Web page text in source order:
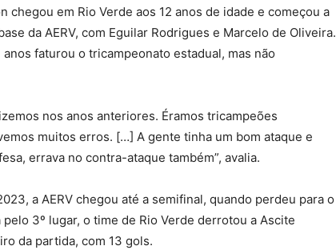
chegou em Rio Verde aos 12 anos de idade e começou a
da AERV, com Eguilar Rodrigues e Marcelo de Oliveira.
faturou o tricampeonato estadual, mas não
nos anos anteriores. Éramos tricampeões
muitos erros. […] A gente tinha um bom ataque e
errava no contra-ataque também”, avalia.
a AERV chegou até a semifinal, quando perdeu para o
3º lugar, o time de Rio Verde derrotou a Ascite
da partida, com 13 gols.